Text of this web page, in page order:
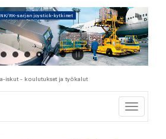
NK/RK-sarjan joystick-kytkimet
iskut - koulutukset ja työkalut
Toggle